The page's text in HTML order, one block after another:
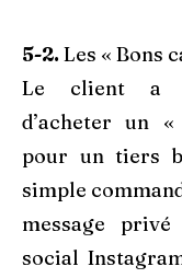
5-2. Les « Bons
Le client a
d’acheter un
pour un tiers
simple
message
social